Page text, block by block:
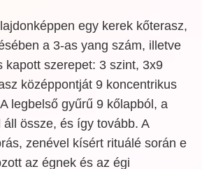
egy kerek kőterasz,
a 3-as yang szám, illetve
kapott szerepet: 3 szint, 3x9
középpontját 9 koncentrikus
legbelső gyűrű 9 kőlapból, a
áll össze, és így tovább. A
zenével kísért rituálé során e
az égnek és az égi